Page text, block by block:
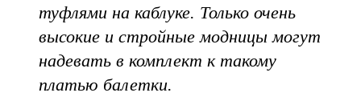
туфлями на каблуке. Только очень
высокие и стройные модницы могут
надевать в комплект к такому
платью балетки.